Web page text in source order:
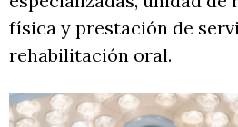
física y prestación de
rehabilitación oral.